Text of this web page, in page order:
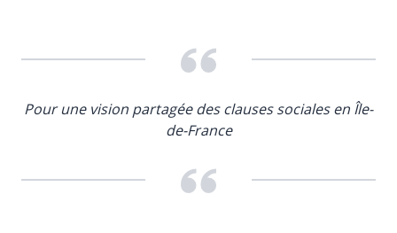
Pour une vision partagée des clauses sociales en Île-
de-France